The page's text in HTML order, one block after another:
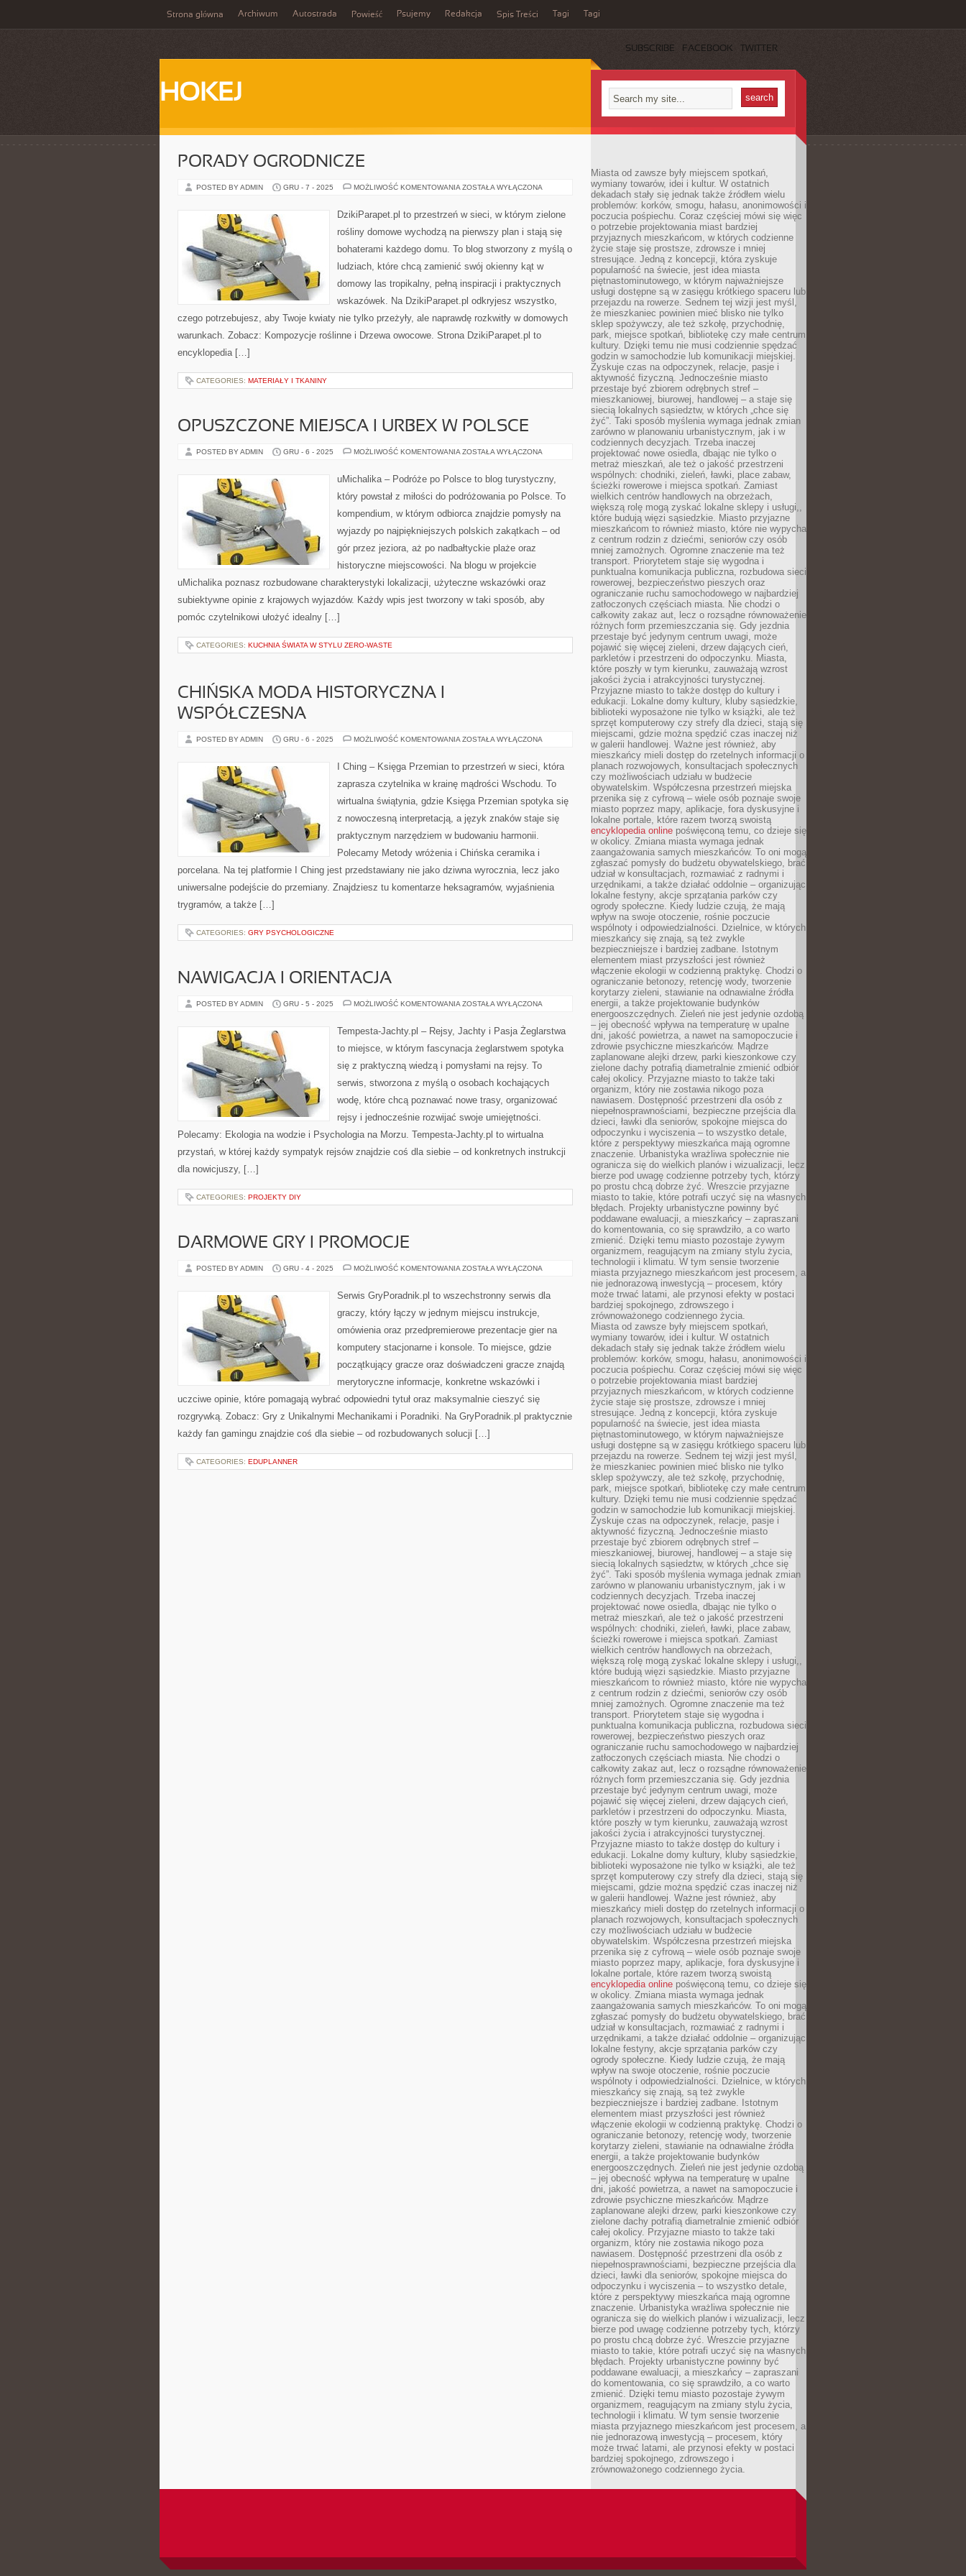
Strona główna Archiwum Autostrada Powieść Psujemy Redakcja Spis Treści Tagi Tagi
SUBSCRIBE FACEBOOK TWITTER
HOKEJ
PORADY OGRODNICZE
POSTED BY ADMIN GRU - 7 - 2025 MOŻLIWOŚĆ KOMENTOWANIA PORADY
ZOSTAŁA WYŁĄCZONA
DzikiParapet.pl to przestrzeń w sieci, w którym zielone
rośliny domowe wychodzą na pierwszy plan i stają się
bohaterami każdego domu. To blog stworzony z myślą o
ludziach, które chcą zamienić swój okienny kąt w
domowy las tropikalny, pełną inspiracji i praktycznych
wskazówek. Na DzikiParapet.pl odkryjesz wszystko,
czego potrzebujesz, aby Twoje kwiaty nie tylko przeżyły, ale naprawdę rozkwitły w domowych
warunkach. Zobacz: Kompozycje roślinne i Drzewa owocowe. Strona DzikiParapet.pl to
encyklopedia […]
CATEGORIES: MATERIAŁY I TKANINY
OPUSZCZONE MIEJSCA I URBEX W POLSCE
POSTED BY ADMIN GRU - 6 - 2025 MOŻLIWOŚĆ KOMENTOWANIA OPUSZCZONE
URBEX
W
ZOSTAŁA WYŁĄCZONA
uMichalika – Podróże po Polsce to blog turystyczny,
który powstał z miłości do podróżowania po Polsce. To
kompendium, w którym odbiorca znajdzie pomysły na
wyjazdy po najpiękniejszych polskich zakątkach – od
gór przez jeziora, aż po nadbałtyckie plaże oraz
historyczne miejscowości. Na blogu w projekcie
uMichalika poznasz rozbudowane charakterystyki lokalizacji, użyteczne wskazówki oraz
subiektywne opinie z krajowych wyjazdów. Każdy wpis jest tworzony w taki sposób, aby
pomóc czytelnikowi ułożyć idealny […]
CATEGORIES: KUCHNIA ŚWIATA W STYLU ZERO-WASTE
CHIŃSKA MODA HISTORYCZNA I
WSPÓŁCZESNA
POSTED BY ADMIN GRU - 6 - 2025 MOŻLIWOŚĆ KOMENTOWANIA CHIŃSKA
WSPÓŁCZESNA
ZOSTAŁA WYŁĄCZONA
I Ching – Księga Przemian to przestrzeń w sieci, która
zaprasza czytelnika w krainę mądrości Wschodu. To
wirtualna świątynia, gdzie Księga Przemian spotyka się
z nowoczesną interpretacją, a język znaków staje się
praktycznym narzędziem w budowaniu harmonii.
Polecamy Metody wróżenia i Chińska ceramika i
porcelana. Na tej platformie I Ching jest przedstawiany nie jako dziwna wyrocznia, lecz jako
uniwersalne podejście do przemiany. Znajdziesz tu komentarze heksagramów, wyjaśnienia
trygramów, a także […]
CATEGORIES: GRY PSYCHOLOGICZNE
NAWIGACJA I ORIENTACJA
POSTED BY ADMIN GRU - 5 - 2025 MOŻLIWOŚĆ KOMENTOWANIA NAWIGACJA
ZOSTAŁA WYŁĄCZONA
Tempesta-Jachty.pl – Rejsy, Jachty i Pasja Żeglarstwa
to miejsce, w którym fascynacja żeglarstwem spotyka
się z praktyczną wiedzą i pomysłami na rejsy. To
serwis, stworzona z myślą o osobach kochających
wodę, które chcą poznawać nowe trasy, organizować
rejsy i jednocześnie rozwijać swoje umiejętności.
Polecamy: Ekologia na wodzie i Psychologia na Morzu. Tempesta-Jachty.pl to wirtualna
przystań, w której każdy sympatyk rejsów znajdzie coś dla siebie – od konkretnych instrukcji
dla nowicjuszy, […]
CATEGORIES: PROJEKTY DIY
DARMOWE GRY I PROMOCJE
POSTED BY ADMIN GRU - 4 - 2025 MOŻLIWOŚĆ KOMENTOWANIA DARMOWE
PROMOCJE
ZOSTAŁA WYŁĄCZONA
Serwis GryPoradnik.pl to wszechstronny serwis dla
graczy, który łączy w jednym miejscu instrukcje,
omówienia oraz przedpremierowe prezentacje gier na
komputery stacjonarne i konsole. To miejsce, gdzie
początkujący gracze oraz doświadczeni gracze znajdą
merytoryczne informacje, konkretne wskazówki i
uczciwe opinie, które pomagają wybrać odpowiedni tytuł oraz maksymalnie cieszyć się
rozgrywką. Zobacz: Gry z Unikalnymi Mechanikami i Poradniki. Na GryPoradnik.pl praktycznie
każdy fan gamingu znajdzie coś dla siebie – od rozbudowanych solucji […]
CATEGORIES: EDUPLANNER
Miasta od zawsze były miejscem spotkań,
wymiany towarów, idei i kultur. W ostatnich
dekadach stały się jednak także źródłem wielu
problemów: korków, smogu, hałasu, anonimowości i
poczucia pośpiechu. Coraz częściej mówi się więc
o potrzebie projektowania miast bardziej
przyjaznych mieszkańcom, w których codzienne
życie staje się prostsze, zdrowsze i mniej
stresujące. Jedną z koncepcji, która zyskuje
popularność na świecie, jest idea miasta
piętnastominutowego, w którym najważniejsze
usługi dostępne są w zasięgu krótkiego spaceru lub
przejazdu na rowerze. Sednem tej wizji jest myśl,
że mieszkaniec powinien mieć blisko nie tylko
sklep spożywczy, ale też szkołę, przychodnię,
park, miejsce spotkań, bibliotekę czy małe centrum
kultury. Dzięki temu nie musi codziennie spędzać
godzin w samochodzie lub komunikacji miejskiej.
Zyskuje czas na odpoczynek, relacje, pasje i
aktywność fizyczną. Jednocześnie miasto
przestaje być zbiorem odrębnych stref –
mieszkaniowej, biurowej, handlowej – a staje się
siecią lokalnych sąsiedztw, w których „chce się
żyć”. Taki sposób myślenia wymaga jednak zmian
zarówno w planowaniu urbanistycznym, jak i w
codziennych decyzjach. Trzeba inaczej
projektować nowe osiedla, dbając nie tylko o
metraż mieszkań, ale też o jakość przestrzeni
wspólnych: chodniki, zieleń, ławki, place zabaw,
ścieżki rowerowe i miejsca spotkań. Zamiast
wielkich centrów handlowych na obrzeżach,
większą rolę mogą zyskać lokalne sklepy i usługi,,
które budują więzi sąsiedzkie. Miasto przyjazne
mieszkańcom to również miasto, które nie wypycha
z centrum rodzin z dziećmi, seniorów czy osób
mniej zamożnych. Ogromne znaczenie ma też
transport. Priorytetem staje się wygodna i
punktualna komunikacja publiczna, rozbudowa sieci
rowerowej, bezpieczeństwo pieszych oraz
ograniczanie ruchu samochodowego w najbardziej
zatłoczonych częściach miasta. Nie chodzi o
całkowity zakaz aut, lecz o rozsądne równoważenie
różnych form przemieszczania się. Gdy jezdnia
przestaje być jedynym centrum uwagi, może
pojawić się więcej zieleni, drzew dających cień,
parkletów i przestrzeni do odpoczynku. Miasta,
które poszły w tym kierunku, zauważają wzrost
jakości życia i atrakcyjności turystycznej.
Przyjazne miasto to także dostęp do kultury i
edukacji. Lokalne domy kultury, kluby sąsiedzkie,
biblioteki wyposażone nie tylko w książki, ale też
sprzęt komputerowy czy strefy dla dzieci, stają się
miejscami, gdzie można spędzić czas inaczej niż
w galerii handlowej. Ważne jest również, aby
mieszkańcy mieli dostęp do rzetelnych informacji o
planach rozwojowych, konsultacjach społecznych
czy możliwościach udziału w budżecie
obywatelskim. Współczesna przestrzeń miejska
przenika się z cyfrową – wiele osób poznaje swoje
miasto poprzez mapy, aplikacje, fora dyskusyjne i
lokalne portale, które razem tworzą swoistą
encyklopedia online poświęconą temu, co dzieje się
w okolicy. Zmiana miasta wymaga jednak
zaangażowania samych mieszkańców. To oni mogą
zgłaszać pomysły do budżetu obywatelskiego, brać
udział w konsultacjach, rozmawiać z radnymi i
urzędnikami, a także działać oddolnie – organizując
lokalne festyny, akcje sprzątania parków czy
ogrody społeczne. Kiedy ludzie czują, że mają
wpływ na swoje otoczenie, rośnie poczucie
wspólnoty i odpowiedzialności. Dzielnice, w których
mieszkańcy się znają, są też zwykle
bezpieczniejsze i bardziej zadbane. Istotnym
elementem miast przyszłości jest również
włączenie ekologii w codzienną praktykę. Chodzi o
ograniczanie betonozy, retencję wody, tworzenie
korytarzy zieleni, stawianie na odnawialne źródła
energii, a także projektowanie budynków
energooszczędnych. Zieleń nie jest jedynie ozdobą
– jej obecność wpływa na temperaturę w upalne
dni, jakość powietrza, a nawet na samopoczucie i
zdrowie psychiczne mieszkańców. Mądrze
zaplanowane alejki drzew, parki kieszonkowe czy
zielone dachy potrafią diametralnie zmienić odbiór
całej okolicy. Przyjazne miasto to także taki
organizm, który nie zostawia nikogo poza
nawiasem. Dostępność przestrzeni dla osób z
niepełnosprawnościami, bezpieczne przejścia dla
dzieci, ławki dla seniorów, spokojne miejsca do
odpoczynku i wyciszenia – to wszystko detale,
które z perspektywy mieszkańca mają ogromne
znaczenie. Urbanistyka wrażliwa społecznie nie
ogranicza się do wielkich planów i wizualizacji, lecz
bierze pod uwagę codzienne potrzeby tych, którzy
po prostu chcą dobrze żyć. Wreszcie przyjazne
miasto to takie, które potrafi uczyć się na własnych
błędach. Projekty urbanistyczne powinny być
poddawane ewaluacji, a mieszkańcy – zapraszani
do komentowania, co się sprawdziło, a co warto
zmienić. Dzięki temu miasto pozostaje żywym
organizmem, reagującym na zmiany stylu życia,
technologii i klimatu. W tym sensie tworzenie
miasta przyjaznego mieszkańcom jest procesem, a
nie jednorazową inwestycją – procesem, który
może trwać latami, ale przynosi efekty w postaci
bardziej spokojnego, zdrowszego i
zrównoważonego codziennego życia.
Miasta od zawsze były miejscem spotkań,
wymiany towarów, idei i kultur. W ostatnich
dekadach stały się jednak także źródłem wielu
problemów: korków, smogu, hałasu, anonimowości i
poczucia pośpiechu. Coraz częściej mówi się więc
o potrzebie projektowania miast bardziej
przyjaznych mieszkańcom, w których codzienne
życie staje się prostsze, zdrowsze i mniej
stresujące. Jedną z koncepcji, która zyskuje
popularność na świecie, jest idea miasta
piętnastominutowego, w którym najważniejsze
usługi dostępne są w zasięgu krótkiego spaceru lub
przejazdu na rowerze. Sednem tej wizji jest myśl,
że mieszkaniec powinien mieć blisko nie tylko
sklep spożywczy, ale też szkołę, przychodnię,
park, miejsce spotkań, bibliotekę czy małe centrum
kultury. Dzięki temu nie musi codziennie spędzać
godzin w samochodzie lub komunikacji miejskiej.
Zyskuje czas na odpoczynek, relacje, pasje i
aktywność fizyczną. Jednocześnie miasto
przestaje być zbiorem odrębnych stref –
mieszkaniowej, biurowej, handlowej – a staje się
siecią lokalnych sąsiedztw, w których „chce się
żyć”. Taki sposób myślenia wymaga jednak zmian
zarówno w planowaniu urbanistycznym, jak i w
codziennych decyzjach. Trzeba inaczej
projektować nowe osiedla, dbając nie tylko o
metraż mieszkań, ale też o jakość przestrzeni
wspólnych: chodniki, zieleń, ławki, place zabaw,
ścieżki rowerowe i miejsca spotkań. Zamiast
wielkich centrów handlowych na obrzeżach,
większą rolę mogą zyskać lokalne sklepy i usługi,,
które budują więzi sąsiedzkie. Miasto przyjazne
mieszkańcom to również miasto, które nie wypycha
z centrum rodzin z dziećmi, seniorów czy osób
mniej zamożnych. Ogromne znaczenie ma też
transport. Priorytetem staje się wygodna i
punktualna komunikacja publiczna, rozbudowa sieci
rowerowej, bezpieczeństwo pieszych oraz
ograniczanie ruchu samochodowego w najbardziej
zatłoczonych częściach miasta. Nie chodzi o
całkowity zakaz aut, lecz o rozsądne równoważenie
różnych form przemieszczania się. Gdy jezdnia
przestaje być jedynym centrum uwagi, może
pojawić się więcej zieleni, drzew dających cień,
parkletów i przestrzeni do odpoczynku. Miasta,
które poszły w tym kierunku, zauważają wzrost
jakości życia i atrakcyjności turystycznej.
Przyjazne miasto to także dostęp do kultury i
edukacji. Lokalne domy kultury, kluby sąsiedzkie,
biblioteki wyposażone nie tylko w książki, ale też
sprzęt komputerowy czy strefy dla dzieci, stają się
miejscami, gdzie można spędzić czas inaczej niż
w galerii handlowej. Ważne jest również, aby
mieszkańcy mieli dostęp do rzetelnych informacji o
planach rozwojowych, konsultacjach społecznych
czy możliwościach udziału w budżecie
obywatelskim. Współczesna przestrzeń miejska
przenika się z cyfrową – wiele osób poznaje swoje
miasto poprzez mapy, aplikacje, fora dyskusyjne i
lokalne portale, które razem tworzą swoistą
encyklopedia online poświęconą temu, co dzieje się
w okolicy. Zmiana miasta wymaga jednak
zaangażowania samych mieszkańców. To oni mogą
zgłaszać pomysły do budżetu obywatelskiego, brać
udział w konsultacjach, rozmawiać z radnymi i
urzędnikami, a także działać oddolnie – organizując
lokalne festyny, akcje sprzątania parków czy
ogrody społeczne. Kiedy ludzie czują, że mają
wpływ na swoje otoczenie, rośnie poczucie
wspólnoty i odpowiedzialności. Dzielnice, w których
mieszkańcy się znają, są też zwykle
bezpieczniejsze i bardziej zadbane. Istotnym
elementem miast przyszłości jest również
włączenie ekologii w codzienną praktykę. Chodzi o
ograniczanie betonozy, retencję wody, tworzenie
korytarzy zieleni, stawianie na odnawialne źródła
energii, a także projektowanie budynków
energooszczędnych. Zieleń nie jest jedynie ozdobą
– jej obecność wpływa na temperaturę w upalne
dni, jakość powietrza, a nawet na samopoczucie i
zdrowie psychiczne mieszkańców. Mądrze
zaplanowane alejki drzew, parki kieszonkowe czy
zielone dachy potrafią diametralnie zmienić odbiór
całej okolicy. Przyjazne miasto to także taki
organizm, który nie zostawia nikogo poza
nawiasem. Dostępność przestrzeni dla osób z
niepełnosprawnościami, bezpieczne przejścia dla
dzieci, ławki dla seniorów, spokojne miejsca do
odpoczynku i wyciszenia – to wszystko detale,
które z perspektywy mieszkańca mają ogromne
znaczenie. Urbanistyka wrażliwa społecznie nie
ogranicza się do wielkich planów i wizualizacji, lecz
bierze pod uwagę codzienne potrzeby tych, którzy
po prostu chcą dobrze żyć. Wreszcie przyjazne
miasto to takie, które potrafi uczyć się na własnych
błędach. Projekty urbanistyczne powinny być
poddawane ewaluacji, a mieszkańcy – zapraszani
do komentowania, co się sprawdziło, a co warto
zmienić. Dzięki temu miasto pozostaje żywym
organizmem, reagującym na zmiany stylu życia,
technologii i klimatu. W tym sensie tworzenie
miasta przyjaznego mieszkańcom jest procesem, a
nie jednorazową inwestycją – procesem, który
może trwać latami, ale przynosi efekty w postaci
bardziej spokojnego, zdrowszego i
zrównoważonego codziennego życia.